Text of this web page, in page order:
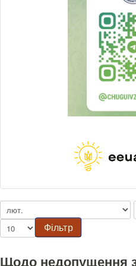
Фільтр
Щодо недопущення